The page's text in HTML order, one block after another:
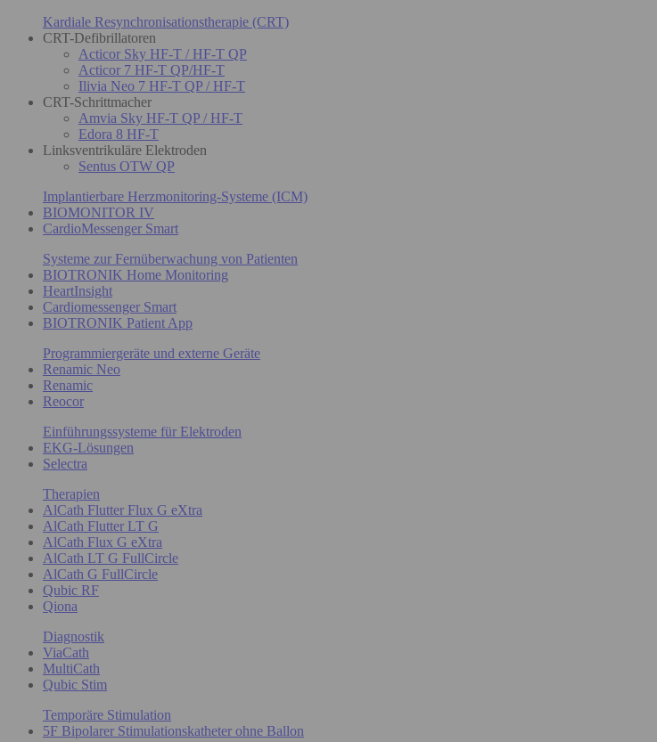
Kardiale Resynchronisationstherapie (CRT)
CRT-Defibrillatoren
Acticor Sky HF-T / HF-T QP
Acticor 7 HF-T QP/HF-T
Ilivia Neo 7 HF-T QP / HF-T
CRT-Schrittmacher
Amvia Sky HF-T QP / HF-T
Edora 8 HF-T
Linksventrikuläre Elektroden
Sentus OTW QP
Implantierbare Herzmonitoring-Systeme (ICM)
BIOMONITOR IV
CardioMessenger Smart
Systeme zur Fernüberwachung von Patienten
BIOTRONIK Home Monitoring
HeartInsight
Cardiomessenger Smart
BIOTRONIK Patient App
Programmiergeräte und externe Geräte
Renamic Neo
Renamic
Reocor
Einführungssysteme für Elektroden
EKG-Lösungen
Selectra
Therapien
AlCath Flutter Flux G eXtra
AlCath Flutter LT G
AlCath Flux G eXtra
AlCath LT G FullCircle
AlCath G FullCircle
Qubic RF
Qiona
Diagnostik
ViaCath
MultiCath
Qubic Stim
Temporäre Stimulation
5F Bipolarer Stimulationskatheter ohne Ballon